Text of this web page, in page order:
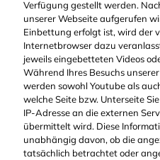
Verfügung gestellt werden.
unserer Webseite aufgerufen
Einbettung erfolgt ist, wird der
Internetbrowser dazu
jeweils eingebetteten Videos
Während Ihres Besuchs
werden sowohl Youtube als
welche Seite bzw. Unterseite
IP-Adresse an die externen
übermittelt wird. Diese
unabhängig davon, ob die
tatsächlich betrachtet oder